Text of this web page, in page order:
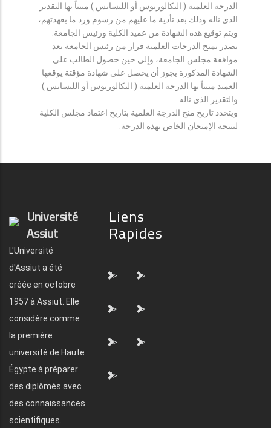
الدرجة العلمية ( البكالوريوس أو الليسانس ) مبيناً بها التقدير
الذي ناله وذلك بعد تأدية ما عليهم من رسوم ورد ما بعهدتهم،
ويتم توقيع هذه الشهادة من عميد الكلية ورئيس الجامعة.
يصدر بمنح الدرجات العلمية قرار من رئيس الجامعة بعد
موافقة مجلس الجامعة، وإلى حين حصول الطالب على
الشهادة المذكورة يجوز أن يحصل على شهادة مؤقتة يوقعها
العميد مبيناً بها الدرجة العلمية ( البكالوريوس أو الليسانس )
والتقدير الذي ناله.
ويتحدد تاريخ منح الدرجة العلمية بتاريخ اعتماد مجلس الكلية
لنتيجة الإمتحان الخاص بهذه الدرجة.
Université
Assiut
L'Université
d'Assiut a été
créée en octobre
1957 à Assiut. Elle
considère comme
la première
université de Haute
Égypte à préparer
des diplômés avec
des connaissances
scientifiques.
Liens
Rapides
"> ">
"> ">
"> ">
">